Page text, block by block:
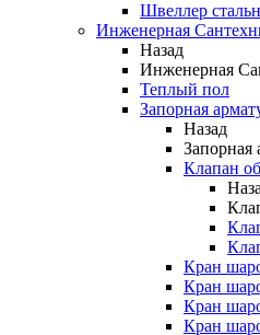
Швеллер
Инженерная
Назад
Инженерная
Теплый пол
Запорная
Назад
Запорная
Клапан
Кран
Кран
Кран
Кран